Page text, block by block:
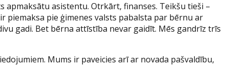
asistentu. Otrkārt, finanses. Teikšu tieši –
piemaksa pie ģimenes valsts pabalsta par bērnu ar
gadi. Bet bērna attīstība nevar gaidīt. Mēs gandrīz trīs
Mums ir paveicies arī ar novada pašvaldību,